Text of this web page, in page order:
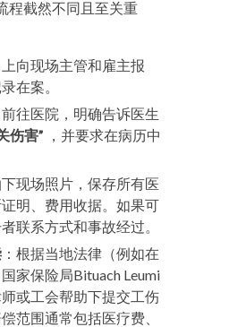
程截然不同且至关重
上向现场主管和雇主报
在案。
前往医院，明确告诉医生
伤害” ，并要求在病历中
下现场照片，保存所有医
明、费用收据。如果可
联系方式和事故经过。
：根据当地法律（例如在
家保险局Bituach Leumi
或工会帮助下提交工伤
范围通常包括医疗费、